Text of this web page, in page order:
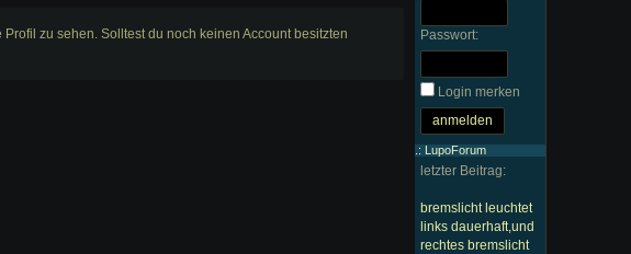
zu sehen. Solltest du noch keinen Account besitzten
Passwort:
Login merken
.: LupoForum
letzter Beitrag:
bremslicht leuchtet
links dauerhaft,und
rechtes bremslicht